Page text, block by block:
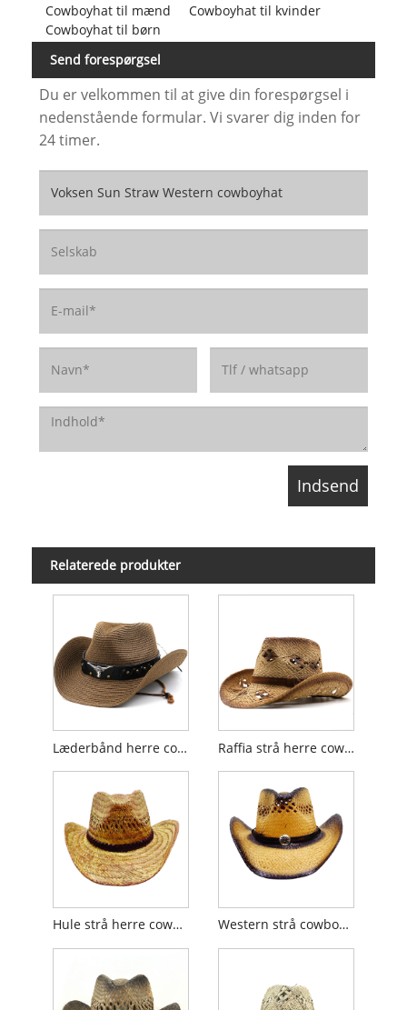
Cowboyhat til mænd
Cowboyhat til kvinder
Cowboyhat til børn
Send forespørgsel
Du er velkommen til at give din forespørgsel i
nedenstående formular. Vi svarer dig inden for
24 timer.
Relaterede produkter
Læderbånd herre cowboy stråhat Raffia strå herre cowboyhat
Hule strå herre cowboyhat Western strå cowboyhat til mænd